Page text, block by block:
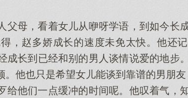
，看着女儿从咿呀学语，到如今长成
，赵多娇成长的速度未免太快。他还
成长到已经和别的男人谈情说爱的地步
。他也只是希望女儿能谈到靠谱的男朋
们一点缓冲的时间呢。他叹着气，